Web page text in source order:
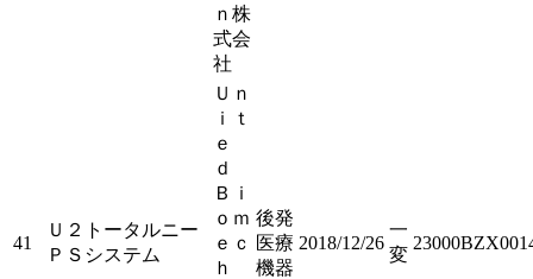
ｎ株
式会
社
41
Ｕ２トータルニー
ＰＳシステム
Ｕｎ
ｉｔ
ｅ
ｄ
Ｂｉ
ｏｍ
ｅｃ
ｈ
後発
医療
機器
2018/12/26
一
変